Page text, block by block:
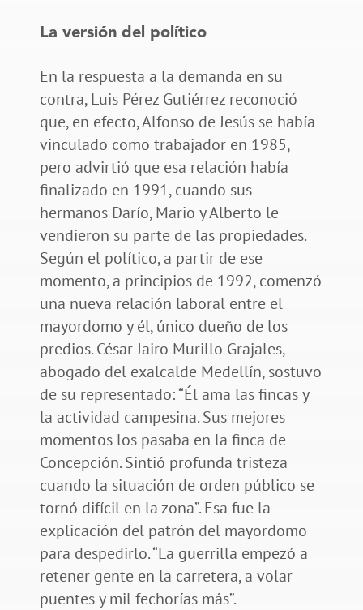
La versión del político
En la respuesta a la demanda en su
contra, Luis Pérez Gutiérrez reconoció
que, en efecto, Alfonso de Jesús se había
vinculado como trabajador en 1985,
pero advirtió que esa relación había
finalizado en 1991, cuando sus
hermanos Darío, Mario y Alberto le
vendieron su parte de las propiedades.
Según el político, a partir de ese
momento, a principios de 1992, comenzó
una nueva relación laboral entre el
mayordomo y él, único dueño de los
predios. César Jairo Murillo Grajales,
abogado del exalcalde Medellín, sostuvo
de su representado: “Él ama las fincas y
la actividad campesina. Sus mejores
momentos los pasaba en la finca de
Concepción. Sintió profunda tristeza
cuando la situación de orden público se
tornó difícil en la zona”. Esa fue la
explicación del patrón del mayordomo
para despedirlo. “La guerrilla empezó a
retener gente en la carretera, a volar
puentes y mil fechorías más”.